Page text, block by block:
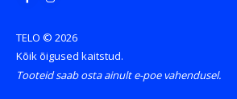
TELO © 2026
Kõik õigused kaitstud.
Tooteid saab osta ainult e-poe vahendusel.